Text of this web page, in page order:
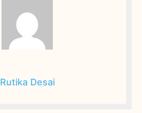
Rutika Desai